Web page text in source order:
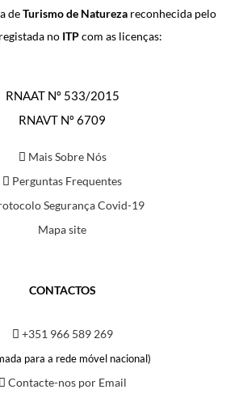
deTurismo de Natureza reconhecida pelo
no ITPcom as licenças:
RNAAT Nº 533/2015
RNAVT Nº 6709
Mais Sobre Nós
Perguntas Frequentes
Segurança Covid-19
Mapa site
CONTACTOS
+351 966 589 269
para a rede móvel nacional)
Contacte-nos por Email